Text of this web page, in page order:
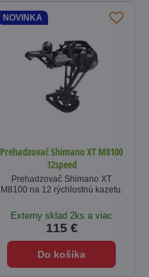
NOVINKA
Prehadzovač Shimano XT M8100
12speed
Prehadzovač Shimano XT
M8100 na 12 rýchlostnú kazetu.
Externy sklad 2ks a viac
115 €
Do košíka